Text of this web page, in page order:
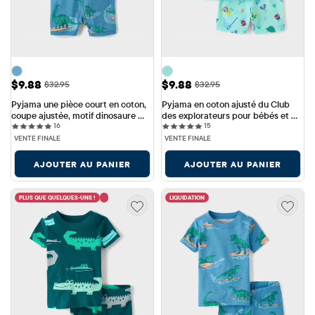
Prix ​​de vente: $9.88
$9.88 Prix ​​d'origine: $32.95
$32.95
Pyjama une pièce court en coton,
coupe ajustée, motif dinosaure
surfeur, pour bébés et petits
garçons
1616 reviews
VENTE FINALE
AJOUTER AU PANIER
Prix ​​de vente: $9.88
$9.88 Prix ​​d'origine: $32.95
$32.95
Pyjama en coton ajusté du Club
des explorateurs pour bébés et
petits garçons
1515 reviews
VENTE FINALE
AJOUTER AU PANIER
PLUS QUE QUELQUES-UNS ! LIQUIDATION